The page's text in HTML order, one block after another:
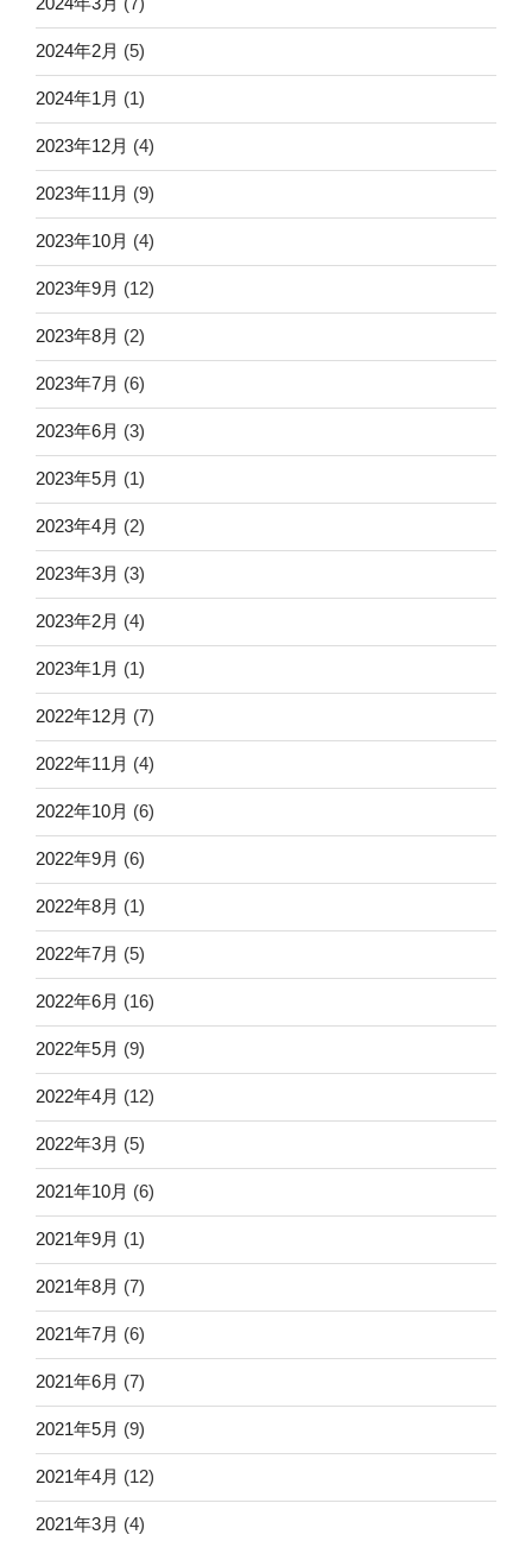
2024年2月 (5)
2024年1月 (1)
2023年12月 (4)
2023年11月 (9)
2023年10月 (4)
2023年9月 (12)
2023年8月 (2)
2023年7月 (6)
2023年6月 (3)
2023年5月 (1)
2023年4月 (2)
2023年3月 (3)
2023年2月 (4)
2023年1月 (1)
2022年12月 (7)
2022年11月 (4)
2022年10月 (6)
2022年9月 (6)
2022年8月 (1)
2022年7月 (5)
2022年6月 (16)
2022年5月 (9)
2022年4月 (12)
2022年3月 (5)
2021年10月 (6)
2021年9月 (1)
2021年8月 (7)
2021年7月 (6)
2021年6月 (7)
2021年5月 (9)
2021年4月 (12)
2021年3月 (4)